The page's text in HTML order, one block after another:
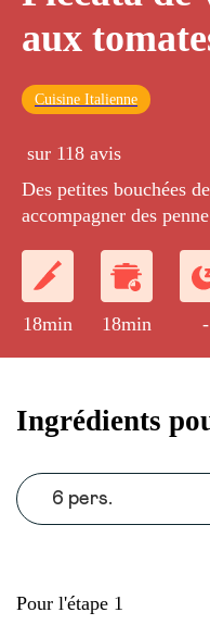
aux
Cuisine Italienne
sur 118 avis
Des petites bouchées
accompagner des
18min 18min -
Ingrédients
6 pers.
Pour l'étape 1